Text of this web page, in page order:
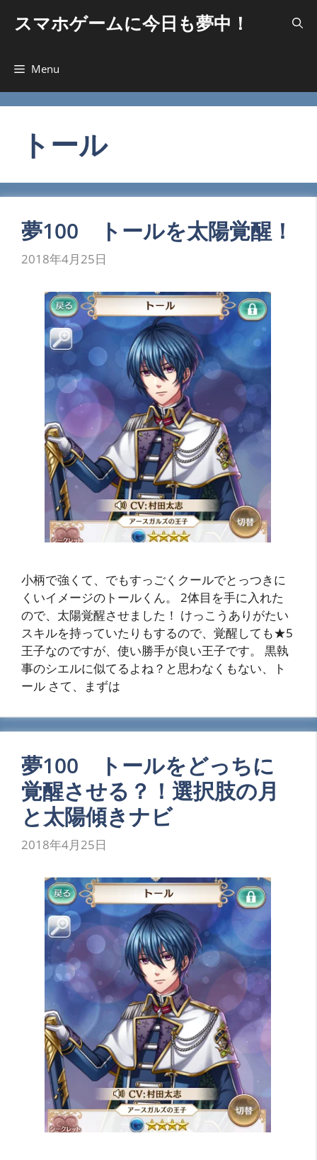
へ
スマホゲームに今日も夢中！
Menu
トール
夢100 トールを太陽覚醒！
2018年4月25日
小柄で強くて、でもすっごくクールでとっつきに
くいイメージのトールくん。 2体目を手に入れた
ので、太陽覚醒させました！ けっこうありがたい
スキルを持っていたりもするので、覚醒しても★5
王子なのですが、使い勝手が良い王子です。 黒執
事のシエルに似てるよね？と思わなくもない、ト
ール さて、まずは
夢100 トールをどっちに
覚醒させる？！選択肢の月
と太陽傾きナビ
2018年4月25日